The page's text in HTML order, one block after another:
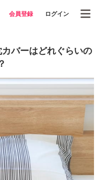
会員登録 ログイン
バーはどれぐらいの